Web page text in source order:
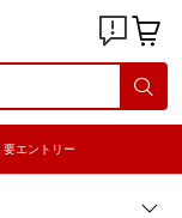
要エントリー